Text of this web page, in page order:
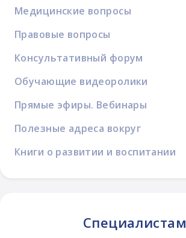
Медицинские вопросы
Правовые вопросы
Консультативный форум
Обучающие видеоролики
Прямые эфиры. Вебинары
Полезные адреса вокруг
Книги о развитии и воспитании
Специалистам